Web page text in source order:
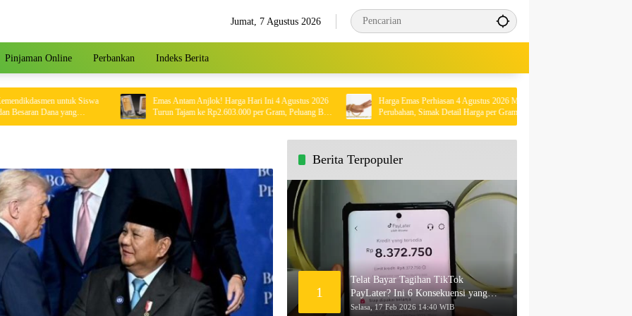
Jumat, 7 Agustus 2026
Pinjaman Online Perbankan Indeks Berita
untuk Siswa
Dana yang
Emas Antam Anjlok! Harga Hari Ini 4 Agustus 2026
Turun Tajam ke Rp2.603.000 per Gram, Peluang Beli
Emas Murah?
Harga Emas Perhiasan 4 Agustus 2026 Mengalami
Perubahan, Simak Detail Harga per Gram!
Berita Terpopuler
1
Telat Bayar Tagihan TikTok
PayLater? Ini 6 Konsekuensi yang
Akan Terjadi
Selasa, 17 Feb 2026 14:40 WIB